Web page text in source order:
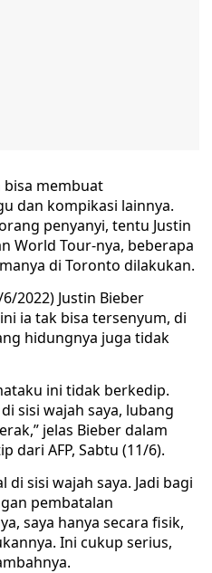
bisa membuat
dan kompikasi lainnya.
penyanyi, tentu Justin
World Tour-nya, beberapa
di Toronto dilakukan.
2022) Justin Bieber
ia tak bisa tersenyum, di
hidungnya juga tidak
ini tidak berkedip.
sisi wajah saya, lubang
jelas Bieber dalam
dari AFP, Sabtu (11/6).
di sisi wajah saya. Jadi bagi
pembatalan
saya hanya secara fisik,
Ini cukup serius,